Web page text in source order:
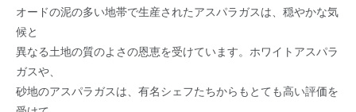
オードの泥の多い地帯で生産されたアスパラガスは、穏やかな気
候と
異なる土地の質のよさの恩恵を受けています。ホワイトアスパラ
ガスや、
砂地のアスパラガスは、有名シェフたちからもとても高い評価を